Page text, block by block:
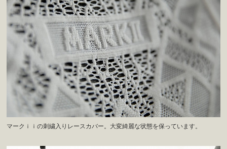
マークｉｉの刺繍入りレースカバー。大変綺麗な状態を保っています。